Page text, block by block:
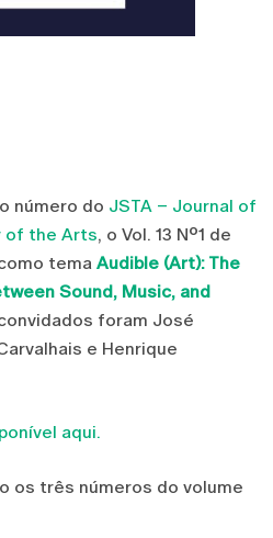
número do JSTA – Journal of
of the Arts, o Vol. 13 Nº1 de
tema Audible (Art): The
Sound, Music, and
foram José
e Henrique
aqui.
os três números do volume